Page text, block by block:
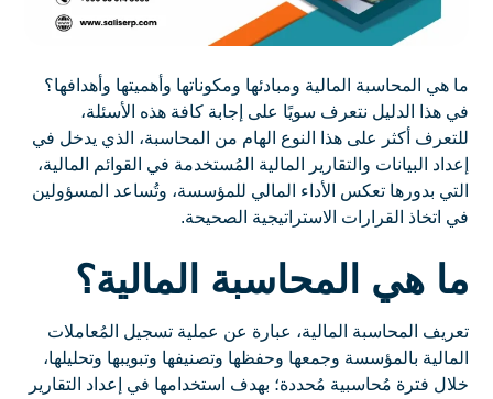
ما هي المحاسبة المالية ومبادئها ومكوناتها وأهميتها وأهدافها؟
في هذا الدليل نتعرف سويًا على إجابة كافة هذه الأسئلة،
للتعرف أكثر على هذا النوع الهام من المحاسبة، الذي يدخل في
إعداد البيانات والتقارير المالية المُستخدمة في القوائم المالية،
التي بدورها تعكس الأداء المالي للمؤسسة، وتُساعد المسؤولين
في اتخاذ القرارات الاستراتيجية الصحيحة.
ما هي المحاسبة المالية؟
تعريف المحاسبة المالية، عبارة عن عملية تسجيل المُعاملات
المالية بالمؤسسة وجمعها وحفظها وتصنيفها وتبويبها وتحليلها،
خلال فترة مُحاسبية مُحددة؛ بهدف استخدامها في إعداد التقارير